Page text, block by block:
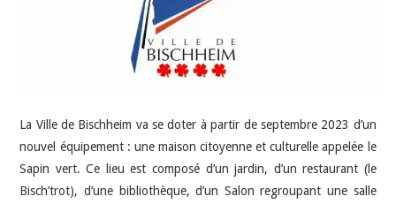
La Ville de Bischheim va se doter à partir de septembre 2023 d’un
nouvel équipement : une maison citoyenne et culturelle appelée le
Sapin vert. Ce lieu est composé d’un jardin, d’un restaurant (le
Bisch’trot), d’une bibliothèque, d’un Salon regroupant une salle